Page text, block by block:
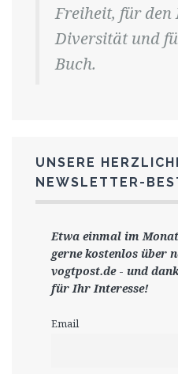
Freiheit, für den
Diversität und
Buch.
UNSERE
NEWSLETTER-
Etwa einmal im
gernekostenlos über
vogtpost.de- und
für Ihr Interesse!
Email